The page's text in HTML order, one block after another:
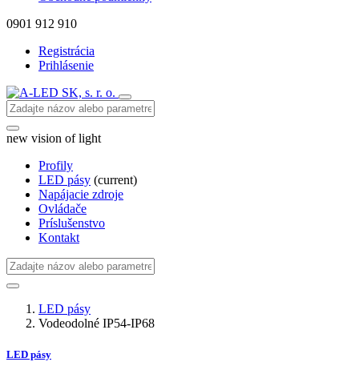
0901 912 910
Registrácia
Prihlásenie
new vision of light
Profily
LED pásy (current)
Napájacie zdroje
Ovládače
Príslušenstvo
Kontakt
LED pásy
Vodeodolné IP54-IP68
LED pásy